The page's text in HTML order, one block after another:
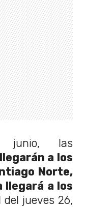
las
a los
Norte,
llegará a los
del jueves 26,